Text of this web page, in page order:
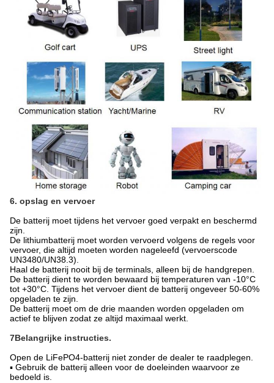
6. opslag en vervoer
De batterij moet tijdens het vervoer goed verpakt en beschermd
zijn.
De lithiumbatterij moet worden vervoerd volgens de regels voor
vervoer, die altijd moeten worden nageleefd (vervoerscode
UN3480/UN38.3).
Haal de batterij nooit bij de terminals, alleen bij de handgrepen.
De batterij dient te worden bewaard bij temperaturen van -10°C
tot +30°C. Tijdens het vervoer dient de batterij ongeveer 50-60%
opgeladen te zijn.
De batterij moet om de drie maanden worden opgeladen om
actief te blijven zodat ze altijd maximaal werkt.
7Belangrijke instructies.
Open de LiFePO4-batterij niet zonder de dealer te raadplegen.
▪ Gebruik de batterij alleen voor de doeleinden waarvoor ze
bedoeld is.